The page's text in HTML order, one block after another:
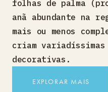
folhas de palma
anã abundante na
mais ou menos
criam
decorativas.
EXPLORAR MAIS